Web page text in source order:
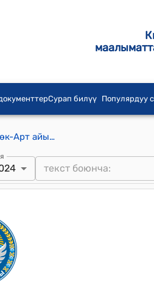
Сурап билүү Популярдуу
Көк-Арт айылдык кеңешинин 2024-жылынын 29-ноябрындагы №1 “Көк-Арт айылдык кеңешинин шайланган төрагасын бекитүү жөнүндө” токтому